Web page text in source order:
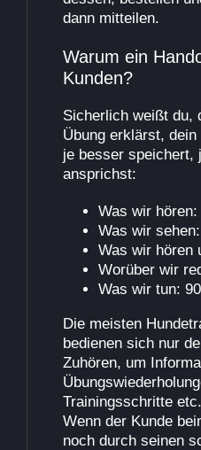
dann mitteilen.
Warum ein
Kunden?
Sicherlich weißt du,
Übung erklärst,
je besser speichert,
ansprichst:
Was wir hören:
Was wir
Was wir hören
Worüber wir
Was wir tun:
Die meisten
bedienen sich nur
Zuhören, um
Trainingsschritte
Wenn der Kunde
noch durch seinen